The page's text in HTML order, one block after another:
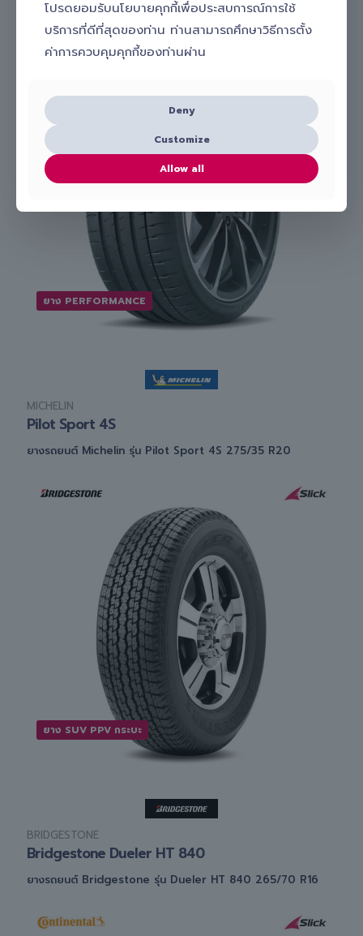
ยางที่เกี่ยวข้อง
ยาง PERFORMANCE
MICHELIN
Pilot Sport 4S
ยางรถยนต์ Michelin รุ่น Pilot Sport 4S 275/35 R20
ยาง SUV PPV กระบะ
BRIDGESTONE
Bridgestone Dueler HT 840
ยางรถยนต์ Bridgestone รุ่น Dueler HT 840 265/70 R16
โปรดยอมรับนโยบายคุกกี้เพื่อประสบการณ์การใช้
บริการที่ดีที่สุดของท่าน ท่านสามารถศึกษาวิธีการตั้ง
ค่าการควบคุมคุกกี้ของท่านผ่าน
Deny
Customize
Allow all